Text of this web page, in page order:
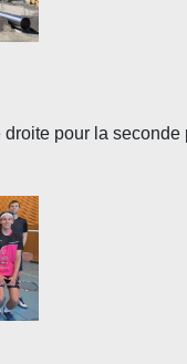
droite pour la seconde